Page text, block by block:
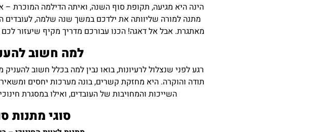
הינה היא מגיעה, תקופת סוף השנה, ואיתה הדילמה המוכרת
מתנה למורה שליוותה את ילדכם במשך שנה שלמה, לעובדים
מאתגרת. אבל אל דאגה! הכנו עבורכם מדריך מקיף שיעזור
למה חשוב
רגע לפני שנצלול לרעיונות, בואו נבין למה בכלל חשוב
תודה והוקרה. היא מחזקת קשרים, בונה מערכות יחסים
השייכות והמחויבות של העובדים, ואילו במסגרת
סוגי מתנות